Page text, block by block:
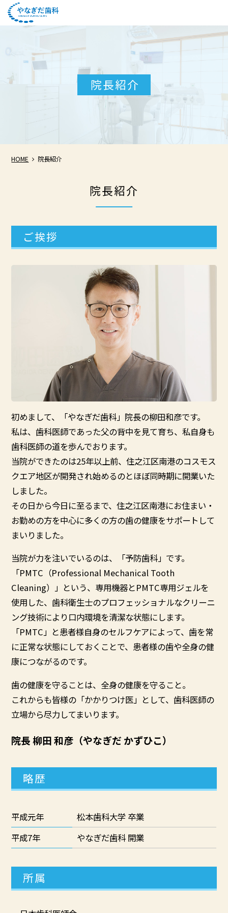
院長紹介
HOME 院長紹介
院長紹介
ご挨拶
初めまして、「やなぎだ歯科」院長の柳田和彦です。
私は、歯科医師であった父の背中を見て育ち、私自身も
歯科医師の道を歩んでおります。
当院ができたのは25年以上前、住之江区南港のコスモス
クエア地区が開発され始めるのとほぼ同時期に開業いた
しました。
その日から今日に至るまで、住之江区南港にお住まい・
お勤めの方を中心に多くの方の歯の健康をサポートして
まいりました。
当院が力を注いでいるのは、「予防歯科」です。
「PMTC（Professional Mechanical Tooth
Cleaning）」という、専用機器とPMTC専用ジェルを
使用した、歯科衛生士のプロフェッショナルなクリーニ
ング技術により口内環境を清潔な状態にします。
「PMTC」と患者様自身のセルフケアによって、歯を常
に正常な状態にしておくことで、患者様の歯や全身の健
康につながるのです。
歯の健康を守ることは、全身の健康を守ること。
これからも皆様の「かかりつけ医」として、歯科医師の
立場から尽力してまいります。
院長 柳田 和彦（やなぎだ かずひこ）
略歴
平成元年
松本歯科大学 卒業
平成7年
やなぎだ歯科 開業
所属